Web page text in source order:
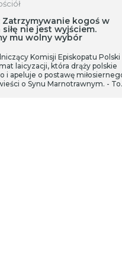
Zatrzymywanie kogoś w
nie jest wyjściem.
mu wolny wybór
Komisji Episkopatu Polski
laicyzacji, która drąży polskie
i apeluje o postawę
o Synu Marnotrawnym. - To